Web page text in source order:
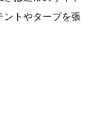
ントやタープを張